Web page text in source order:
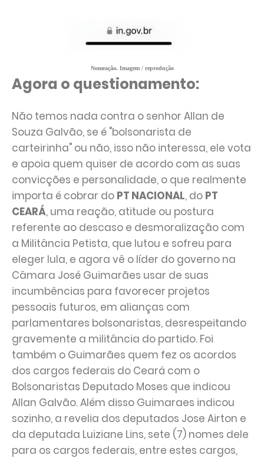
Nomeação. Imagem / reprodução
Agora o questionamento:
Não temos nada contra o senhor Allan de
Souza Galvão, se é "bolsonarista de
carteirinha" ou não, isso não interessa, ele vota
e apoia quem quiser de acordo com as suas
convicções e personalidade, o que realmente
importa é cobrar do PT NACIONAL, do PT
CEARÁ, uma reação, atitude ou postura
referente ao descaso e desmoralização com
a Militância Petista, que lutou e sofreu para
eleger lula, e agora vê o líder do governo na
Câmara José Guimarães usar de suas
incumbências para favorecer projetos
pessoais futuros, em alianças com
parlamentares bolsonaristas, desrespeitando
gravemente a militância do partido. Foi
também o Guimarães quem fez os acordos
dos cargos federais do Ceará com o
Bolsonaristas Deputado Moses que indicou
Allan Galvão. Além disso Guimaraes indicou
sozinho, a revelia dos deputados Jose Airton e
da deputada Luiziane Lins, sete (7) nomes dele
para os cargos federais, entre estes cargos,